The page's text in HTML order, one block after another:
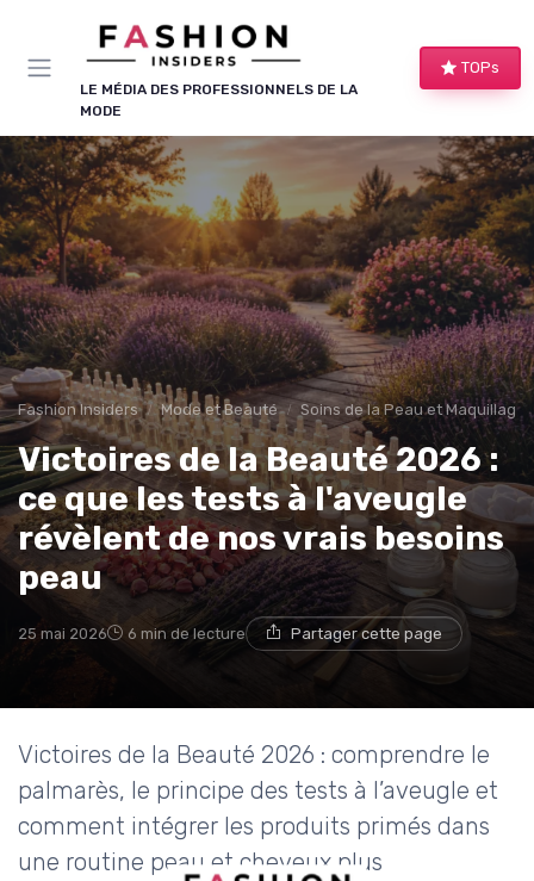
LE MÉDIA DES PROFESSIONNELS DE LA
MODE
TOPs
Fashion Insiders Mode et Beauté Soins de la Peau et Maquillage
Victoires de la Beauté 2026 :
ce que les tests à l'aveugle
révèlent de nos vrais besoins
peau
25 mai 2026 6 min de lecture Partager cette page
Victoires de la Beauté 2026 : comprendre le
palmarès, le principe des tests à l’aveugle et
comment intégrer les produits primés dans
une routine peau et cheveux plus